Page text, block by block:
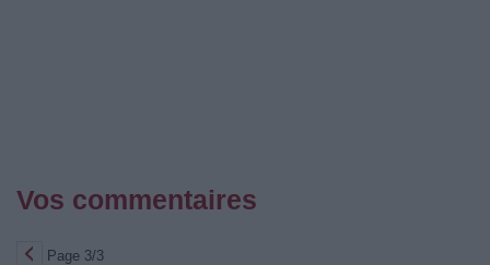
Vos commentaires
Page 3/3